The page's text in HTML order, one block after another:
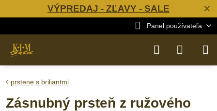
✕
VÝPREDAJ - ZĽAVY - SALE
Panel používateľa
prstene s briliantmi
Zásnubný prsteň z ružového